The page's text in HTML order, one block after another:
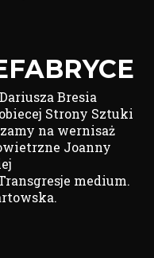
Bresia
Strony Sztuki
na wernisaż
Joanny
medium.